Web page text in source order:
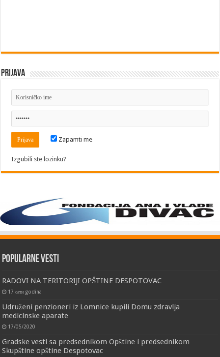
Prijava
Zapamti me
Izgubili ste lozinku?
Popularne vesti
RADOVI NA TERITORIJI OPŠTINE DESPOTOVAC
17 сати godina
Udruženi penzioneri iz Lomnice kupili Domu zdravlja
medicinske aparate
17/05/2020
Gradske vesti sa predsednikom Opštine i predsednikom
Skupštine opštine Despotovac